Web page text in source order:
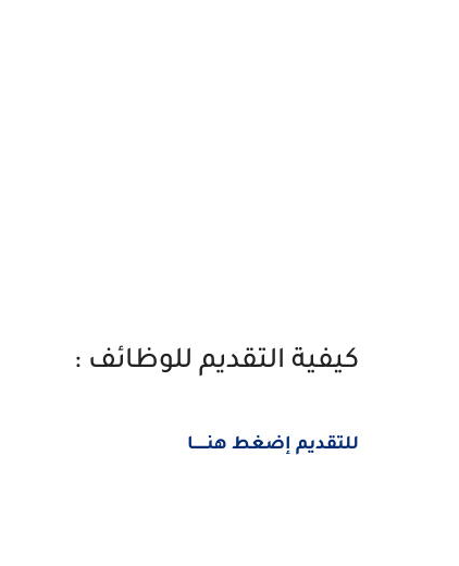
كيفية التقديم للوظائف :
للتقديم إضغط هنــــــا